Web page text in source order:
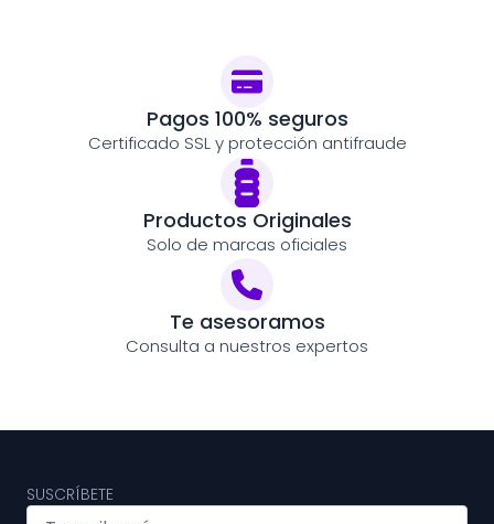
Pagos 100% seguros
Certificado SSL y protección antifraude
Productos Originales
Solo de marcas oficiales
Te asesoramos
Consulta a nuestros expertos
SUSCRÍBETE